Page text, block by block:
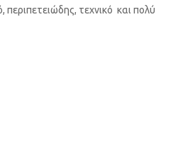
τεχνικό και πολύ